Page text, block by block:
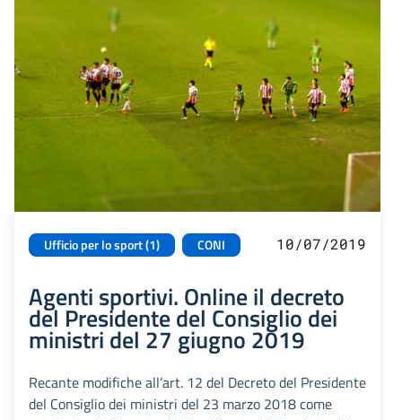
Ufficio per lo sport (1) CONI 10/07/2019
Agenti sportivi. Online il decreto
del Presidente del Consiglio dei
ministri del 27 giugno 2019
Recante modifiche all’art. 12 del Decreto del Presidente
del Consiglio dei ministri del 23 marzo 2018 come